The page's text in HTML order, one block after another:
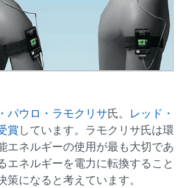
パウロ・ラモクリサ氏。 レッド・
賞 しています。ラモクリサ氏は環
エネルギーの使用が最も大切であ
エネルギーを電力に転換すること
になると考えています。